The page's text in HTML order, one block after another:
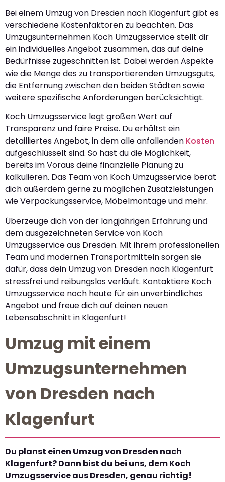
Bei einem Umzug von Dresden nach Klagenfurt gibt es
verschiedene Kostenfaktoren zu beachten. Das
Umzugsunternehmen Koch Umzugsservice stellt dir
ein individuelles Angebot zusammen, das auf deine
Bedürfnisse zugeschnitten ist. Dabei werden Aspekte
wie die Menge des zu transportierenden Umzugsguts,
die Entfernung zwischen den beiden Städten sowie
weitere spezifische Anforderungen berücksichtigt.
Koch Umzugsservice legt großen Wert auf
Transparenz und faire Preise. Du erhältst ein
detailliertes Angebot, in dem alle anfallenden Kosten
aufgeschlüsselt sind. So hast du die Möglichkeit,
bereits im Voraus deine finanzielle Planung zu
kalkulieren. Das Team von Koch Umzugsservice berät
dich außerdem gerne zu möglichen Zusatzleistungen
wie Verpackungsservice, Möbelmontage und mehr.
Überzeuge dich von der langjährigen Erfahrung und
dem ausgezeichneten Service von Koch
Umzugsservice aus Dresden. Mit ihrem professionellen
Team und modernen Transportmitteln sorgen sie
dafür, dass dein Umzug von Dresden nach Klagenfurt
stressfrei und reibungslos verläuft. Kontaktiere Koch
Umzugsservice noch heute für ein unverbindliches
Angebot und freue dich auf deinen neuen
Lebensabschnitt in Klagenfurt!
Umzug mit einem
Umzugsunternehmen
von Dresden nach
Klagenfurt
Du planst einen Umzug von Dresden nach
Klagenfurt? Dann bist du bei uns, dem Koch
Umzugsservice aus Dresden, genau richtig!